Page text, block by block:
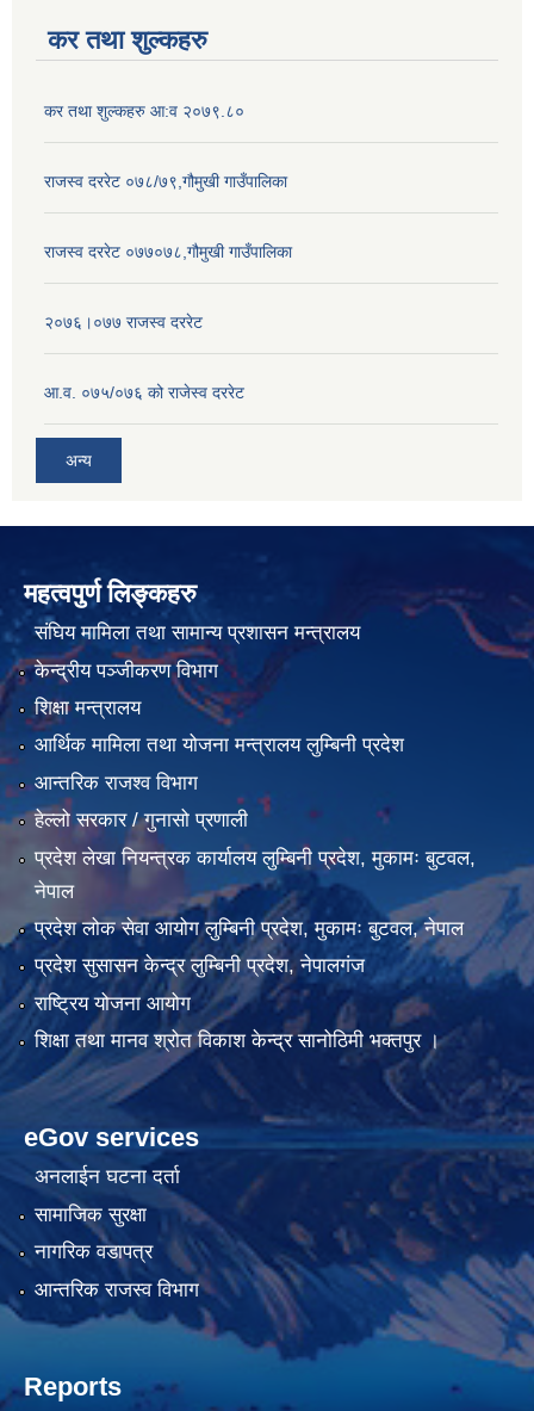
कर तथा शुल्कहरु
कर तथा शुल्कहरु आ:व २०७९.८०
राजस्व दररेट ०७८/७९,गौमुखी गाउँपालिका
राजस्व दररेट ०७७०७८,गौमुखी गाउँपालिका
२०७६।०७७ राजस्व दररेट
आ.व. ०७५/०७६ को राजेस्व दररेट
अन्य
महत्वपुर्ण लिङ्कहरु
संघिय मामिला तथा सामान्य प्रशासन मन्त्रालय
केन्द्रीय पञ्जीकरण विभाग
शिक्षा मन्त्रालय
आर्थिक मामिला तथा योजना मन्त्रालय लुम्बिनी प्रदेश
आन्तरिक राजश्व विभाग
हेल्लो सरकार / गुनासो प्रणाली
प्रदेश लेखा नियन्त्रक कार्यालय लुम्बिनी प्रदेश, मुकामः बुटवल,
नेपाल
प्रदेश लोक सेवा आयोग लुम्बिनी प्रदेश, मुकामः बुटवल, नेपाल
प्रदेश सुसासन केन्द्र लुम्बिनी प्रदेश, नेपालगंज
राष्ट्रिय योजना आयोग
शिक्षा तथा मानव श्रोत विकाश केन्द्र सानोठिमी भक्तपुर ।
eGov services
अनलाईन घटना दर्ता
सामाजिक सुरक्षा
नागरिक वडापत्र
आन्तरिक राजस्व विभाग
Reports